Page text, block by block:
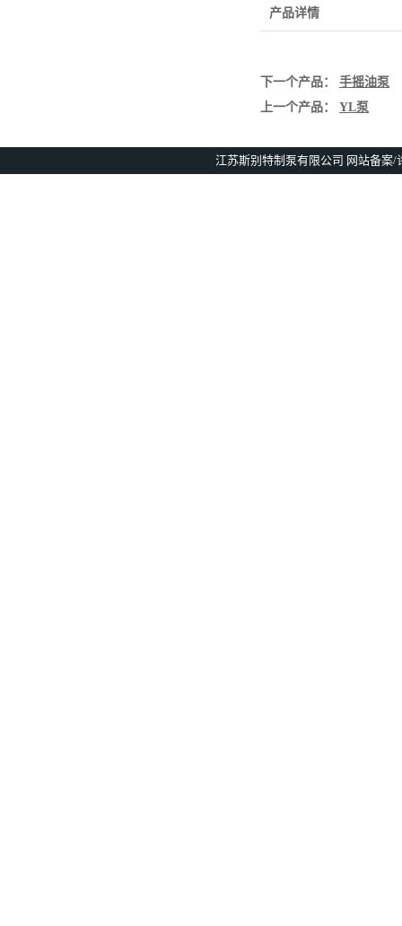
产品详情
下一个产品： 手摇油泵
上一个产品： YL泵
江苏斯别特制泵有限公司 网站备案/